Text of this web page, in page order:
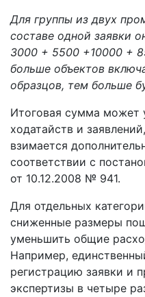
Для группы из двух
составе одной заявки
3000 + 5500 +10000 +
больше объектов
образцов, тем больше
Итоговая сумма может
ходатайств и
взимается
соответствии с
от 10.12.2008 № 941.
Для отдельных
сниженные размеры
уменьшить общие
Например,
регистрацию заявки и
экспертизы в четыре